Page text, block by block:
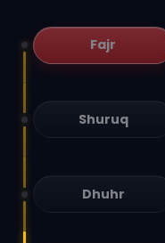
Fajr
Shuruq
Dhuhr